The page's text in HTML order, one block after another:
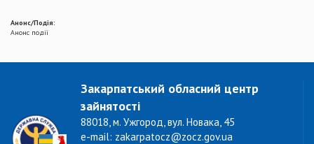
Анонс/Подія:
Анонс події
Закарпатський обласний центр
зайнятості
88018, м. Ужгород, вул. Новака, 45
e-mail: zakarpatocz@zocz.gov.ua